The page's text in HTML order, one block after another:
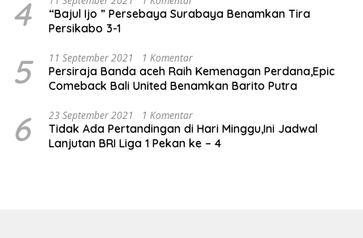
4
“Bajul Ijo ” Persebaya Surabaya Benamkan Tira
Persikabo 3-1
5 11 September 2021 1 Komentar
Persiraja Banda aceh Raih Kemenagan Perdana,Epic
Comeback Bali United Benamkan Barito Putra
6 23 September 2021 1 Komentar
Tidak Ada Pertandingan di Hari Minggu,Ini Jadwal
Lanjutan BRI Liga 1 Pekan ke – 4